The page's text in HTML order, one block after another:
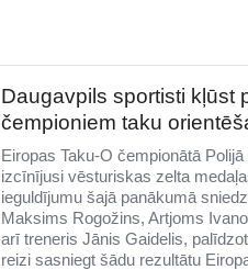
Daugavpils sportisti kļūst
čempioniem taku
Eiropas Taku-O čempionātā
izcīnījusi vēsturiskas zelta
ieguldījumu šajā panākumā
Maksims Rogožins, Artjoms
arī treneris Jānis Gaidelis,
reizi sasniegt šādu rezultātu